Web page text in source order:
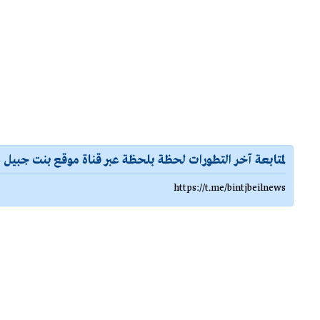
لمتابعة آخر التطورات لحظة بلحظة عبر قناة موقع بنت جبيل
https://t.me/bintjbeilnews